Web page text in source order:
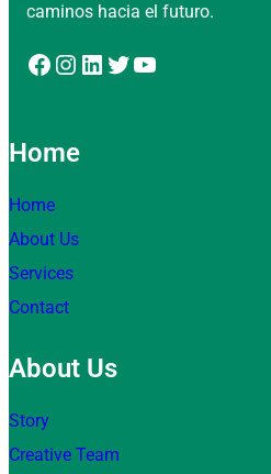
caminos hacia el futuro.
Facebook Instagram LinkedIn Twitter YouTube
Home
Home
About Us
Services
Contact
About Us
Story
Creative Team